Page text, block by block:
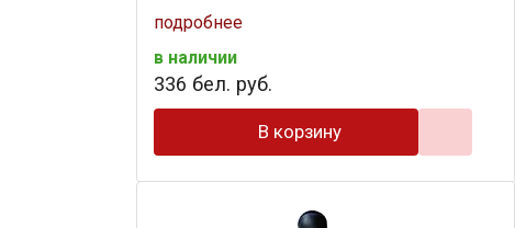
подробнее
в наличии
336 бел. руб.
В корзину